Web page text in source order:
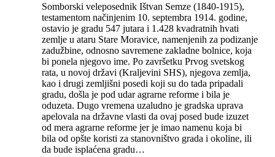
Somborski veleposednik Ištvan Semze (1840-1915),
testamentom načinjenim 10. septembra 1914. godine,
ostavio je gradu 547 jutara i 1.428 kvadratnih hvati
zemlje u ataru Stare Moravice, namenjenih za podizanje
zadužbine, odnosno savremene zakladne bolnice, koja
bi ponela njegovo ime. Po završetku Prvog svetskog
rata, u novoj državi (Kraljevini SHS), njegova zemlja,
kao i drugi zemljišni posedi koji su do tada pripadali
gradu, došla je pod udar agrarne reforme i bila je
oduzeta. Dugo vremena uzaludno je gradska uprava
apelovala na državne vlasti da ovaj posed bude izuzet
od mera agrarne reforme jer je imao namenu koja bi
bila od opšte koristi za stanovništvo grada i okoline, ili
da bude isplaćena gradu…